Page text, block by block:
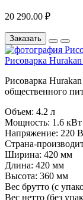
20 290.00 ₽
Заказать
Рисоварка
Рисоварка
общественного
Объем: 4.2 л
Мощность: 1.6 кВт
Напряжение: 220 В
Страна-
Ширина: 420 мм
Длина: 420 мм
Высота: 360 мм
Вес брутто (с
Вес нетто (без